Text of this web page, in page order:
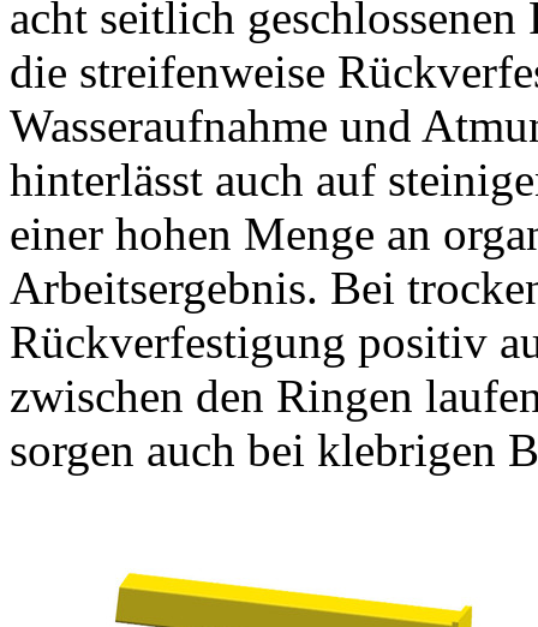
acht seitlich
die streifenweise
Wasseraufnahme und
hinterlässt auch auf
einer hohen Menge an
Arbeitsergebnis. Bei
Rückverfestigung positiv
zwischen den Ringen
sorgen auch bei klebrigen